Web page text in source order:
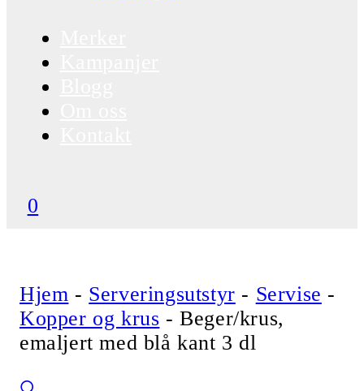
0
Hjem - Serveringsutstyr - Servise -
Kopper og krus -Beger/krus,
emaljert med blå kant 3 dl